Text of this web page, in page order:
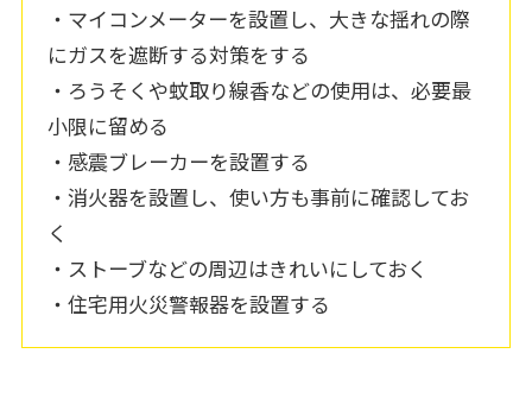
・マイコンメーターを設置し、大きな揺れの際
にガスを遮断する対策をする
・ろうそくや蚊取り線香などの使用は、必要最
小限に留める
・感震ブレーカーを設置する
・消火器を設置し、使い方も事前に確認してお
く
・ストーブなどの周辺はきれいにしておく
・住宅用火災警報器を設置する